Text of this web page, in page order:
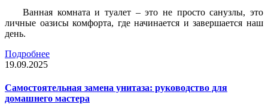
Ванная комната и туалет – это не просто санузлы, это
личные оазисы комфорта, где начинается и завершается наш
день.
Подробнее
19.09.2025
Самостоятельная замена унитаза: руководство для
домашнего мастера